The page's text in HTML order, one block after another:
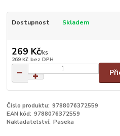
Dostupnost Skladem
269 Kč/ks
269 Kč bez DPH
Číslo produktu: 9788076372559
EAN kód: 9788076372559
Nakladatelství: Paseka